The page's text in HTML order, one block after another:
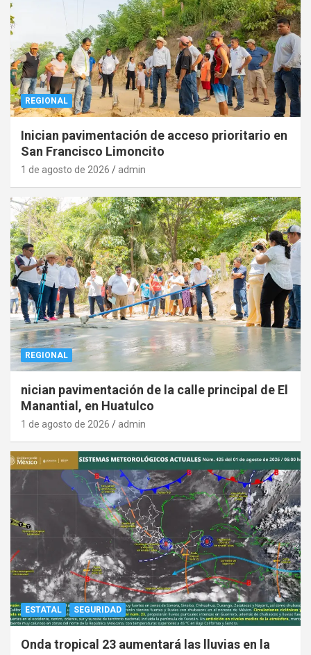
REGIONAL
Inician pavimentación de acceso prioritario en
San Francisco Limoncito
1 de agosto de 2026 admin
REGIONAL
nician pavimentación de la calle principal de El
Manantial, en Huatulco
1 de agosto de 2026 admin
ESTATAL SEGURIDAD
Onda tropical 23 aumentará las lluvias en la